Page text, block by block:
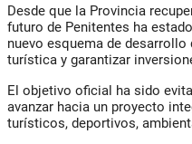
Desde que la Provincia
futuro de Penitentes ha
nuevo esquema de
turística y garantizar
El objetivo oficial ha sido
avanzar hacia un proyecto
turísticos, deportivos,